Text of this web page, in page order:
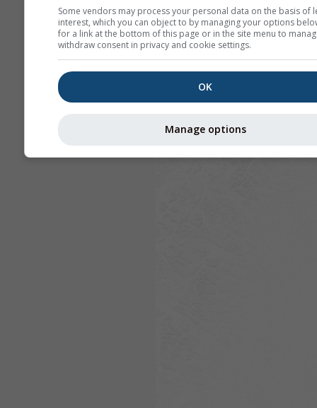
Some vendors may process your personal data on the basis of
interest, which you can object to by managing your options
for a link at the bottom of this page or in the site menu to
withdraw consent in privacy and cookie settings.
OK
Manage options